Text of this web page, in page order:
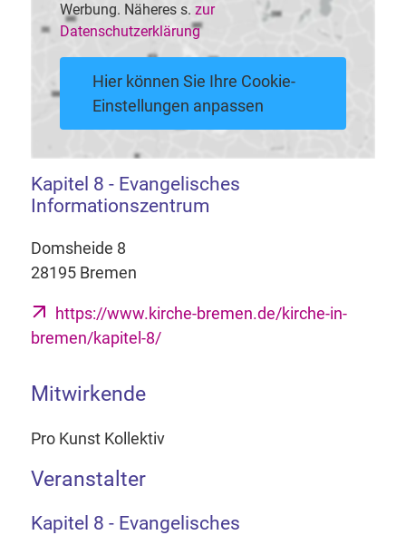
Werbung. Näheres s. zur
Datenschutzerklärung
Hier können Sie Ihre Cookie-
Einstellungen anpassen
Kapitel 8 - Evangelisches
Informationszentrum
Domsheide 8
28195 Bremen
https://www.kirche-bremen.de/kirche-in-
bremen/kapitel-8/
Mitwirkende
Pro Kunst Kollektiv
Veranstalter
Kapitel 8 - Evangelisches